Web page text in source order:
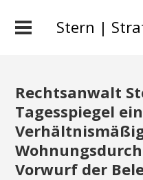
Stern |
Rechtsanwalt
Tagesspiegel
Vorwurf der